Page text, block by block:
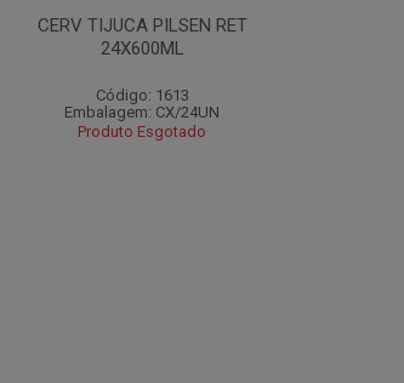
CERV TIJUCA PILSEN RET
24X600ML
Código: 1613
Embalagem: CX/24UN
Produto Esgotado